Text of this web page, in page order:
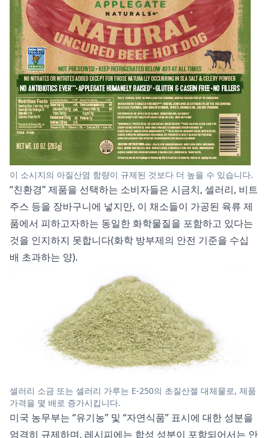
이 소시지의 아질산염 함량이 규제된 것보다 더 높을 수 있습니다.
“친환경” 제품을 선택하는 소비자들은 시금치, 셀러리, 비트
주스 등을 장바구니에 넣지만, 이 채소들이 가공된 육류 제
품에서 피하고자하는 동일한 화학물질을 포함하고 있다는
것을 인지하지 못합니다(화학 방부제의 안전 기준을 수십
배 초과하는 양).
셀러리 소금 또는 셀러리 가루는 E-250의 초질산젤 대체물로, 제품
가격을 몇 배로 증가시킵니다.
미국 농무부는 “유기농” 및 “자연식품” 표시에 대한 성분을
엄격히 규제하며, 레시피에는 합성 성분이 포함되어서는 안